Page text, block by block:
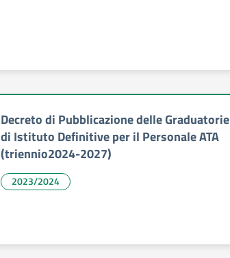
Decreto di Pubblicazione delle Graduatorie
di Istituto Definitive per il Personale ATA
(triennio2024-2027)
2023/2024